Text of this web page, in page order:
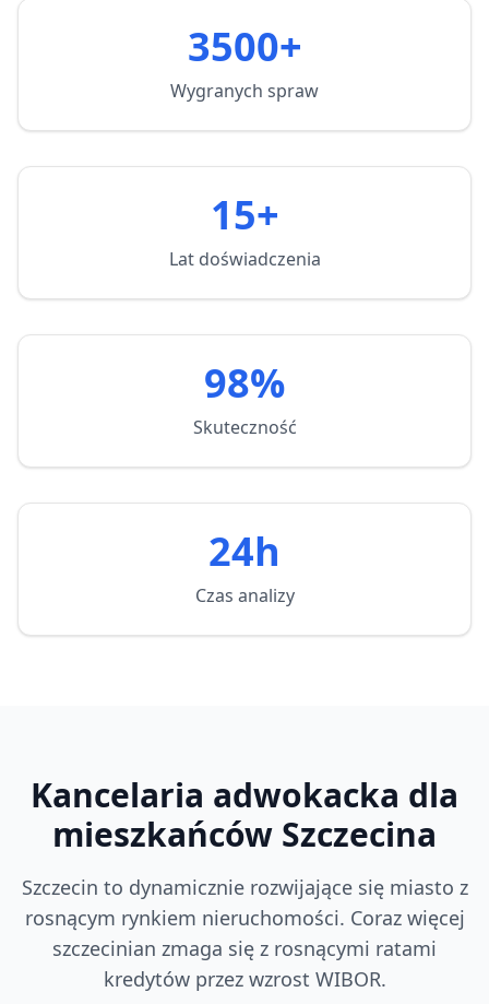
3500+
Wygranych spraw
15+
Lat doświadczenia
98%
Skuteczność
24h
Czas analizy
Kancelaria adwokacka dla
mieszkańców Szczecina
Szczecin to dynamicznie rozwijające się miasto z
rosnącym rynkiem nieruchomości. Coraz więcej
szczecinian zmaga się z rosnącymi ratami
kredytów przez wzrost WIBOR.